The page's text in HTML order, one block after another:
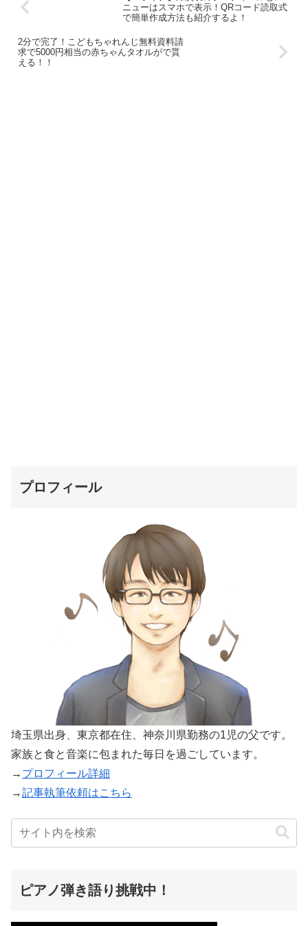
ニューはスマホで表示！QRコード読取式
で簡単作成方法も紹介するよ！
2分で完了！こどもちゃれんじ無料資料請
求で5000円相当の赤ちゃんタオルがで貰
える！！
プロフィール
埼玉県出身、東京都在住、神奈川県勤務の1児の父です。
家族と食と音楽に包まれた毎日を過ごしています。
→ プロフィール詳細
→記事執筆依頼はこちら
ピアノ弾き語り挑戦中！